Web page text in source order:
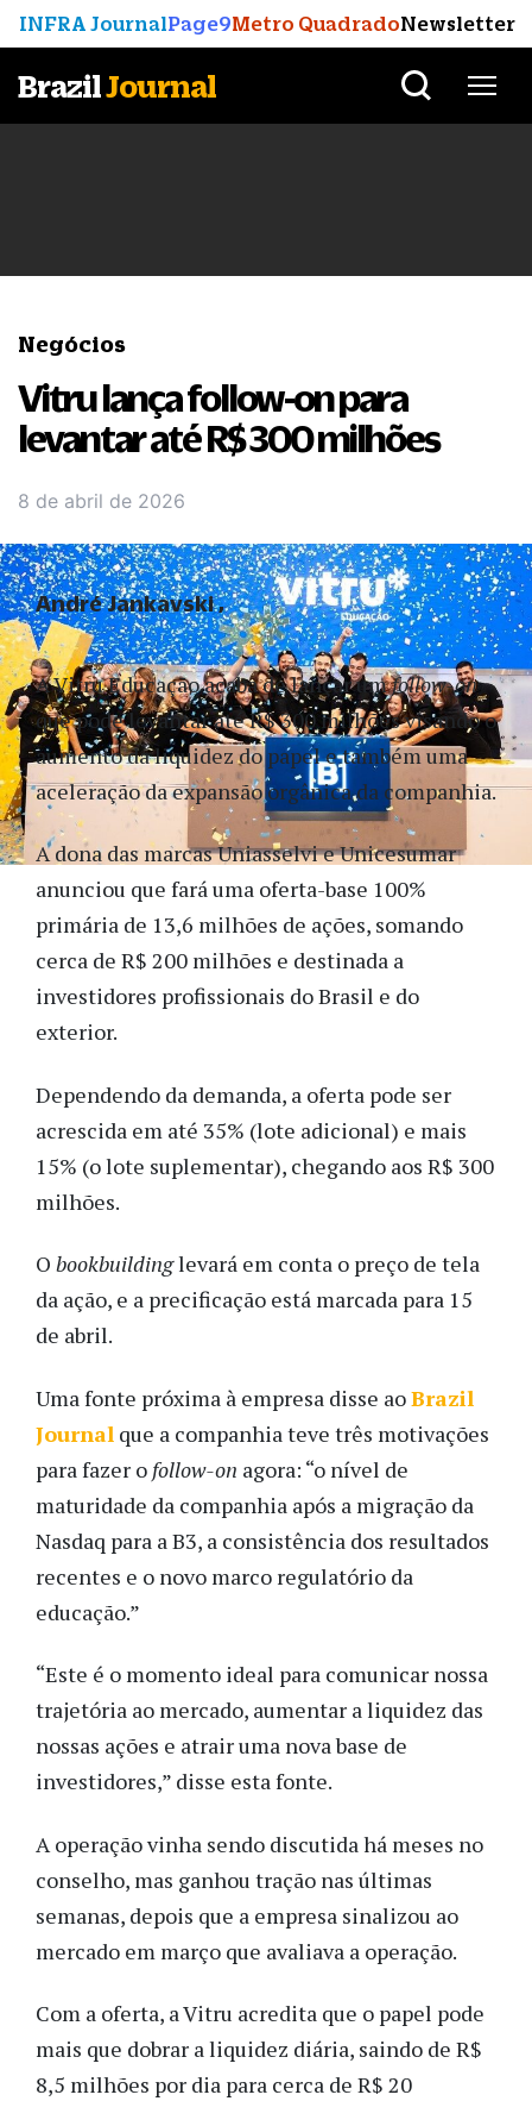
INFRA JournalPage9Metro QuadradoNewsletter
BrazilJournal
Negócios
Vitru lança follow-on para
levantar até R$ 300 milhões
8 de abril de 2026
A Vitru Educação acaba de lançar umfollow-on
que pode levantar até R$ 300 milhões visando o
aumento da liquidez do papel e também uma
aceleração da expansão orgânica da companhia.
A dona das marcas Uniasselvi e Unicesumar
anunciou que fará uma oferta-base 100%
primária de 13,6 milhões de ações, somando
cerca de R$ 200 milhões e destinada a
investidores profissionais do Brasil e do
exterior.
Dependendo da demanda, a oferta pode ser
acrescida em até 35% (lote adicional) e mais
15% (o lote suplementar), chegando aos R$ 300
milhões.
O bookbuildinglevará em conta o preço de tela
da ação, e a precificação está marcada para 15
de abril.
Uma fonte próxima à empresa disse aoBrazil
Journal que a companhia teve três motivações
para fazer o follow-on agora: “o nível de
maturidade da companhia após a migração da
Nasdaq para a B3, a consistência dos resultados
recentes e o novo marco regulatório da
educação.”
“Este é o momento ideal para comunicar nossa
trajetória ao mercado, aumentar a liquidez das
nossas ações e atrair uma nova base de
investidores,” disse esta fonte.
A operação vinha sendo discutida há meses no
conselho, mas ganhou tração nas últimas
semanas, depois que a empresa sinalizou ao
mercado em março que avaliava a operação.
Com a oferta, a Vitru acredita que o papel pode
mais que dobrar a liquidez diária, saindo de R$
8,5 milhões por dia para cerca de R$ 20
André Jankavski